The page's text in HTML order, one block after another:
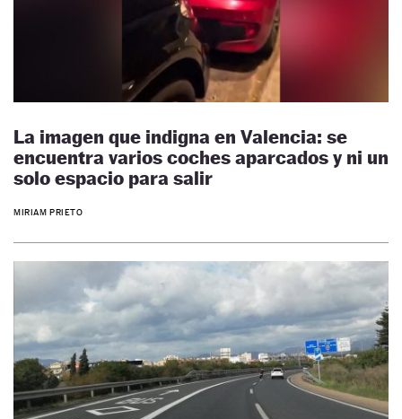
La imagen que indigna en Valencia: se
encuentra varios coches aparcados y ni un
solo espacio para salir
MIRIAM PRIETO